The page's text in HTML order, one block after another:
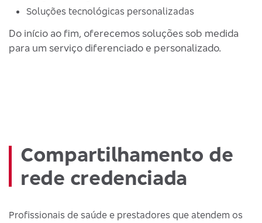
Soluções tecnológicas personalizadas
Do início ao fim, oferecemos soluções sob medida
para um serviço diferenciado e personalizado.
Compartilhamento de
rede credenciada
Profissionais de saúde e prestadores que atendem os